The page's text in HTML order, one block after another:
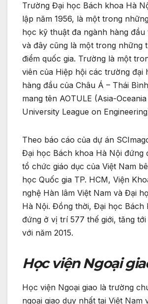
Trường Đại học Bách khoa Hà
lập năm 1956, là một trong
học kỹ thuật đa ngành hàng đầu
và đây cũng là một trong những
điểm quốc gia. Trường là một
viên của Hiệp hội các trường đại
hàng đầu của Châu Á – Thái
mang tên AOTULE (Asia-
University League on
Theo báo cáo của dự án
Đại học Bách khoa Hà Nội đứng
tổ chức giáo dục của Việt Nam
học Quốc gia TP. HCM, Viện
nghệ Hàn lâm Việt Nam và Đại
Hà Nội. Đồng thời, Đại học Bách
đứng ở vị trí 577 thế giới, tăng
với năm 2015.
Học viện Ngoại
Học viện Ngoại giao là trường
ngoại giao duy nhất tại Việt Nam